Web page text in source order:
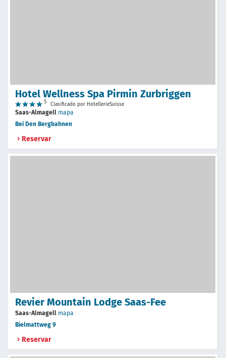
Hotel Wellness Spa Pirmin Zurbriggen
S Clasificado por HotellerieSuisse
Saas-Almagell mapa
Bei Den Bergbahnen
Reservar
Revier Mountain Lodge Saas-Fee
Saas-Almagell mapa
Bielmattweg 9
Reservar